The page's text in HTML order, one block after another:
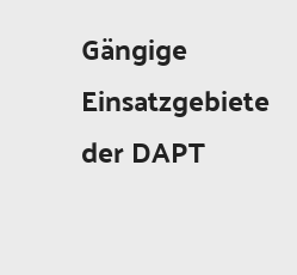
Gängige
Einsatzgebiete
der DAPT